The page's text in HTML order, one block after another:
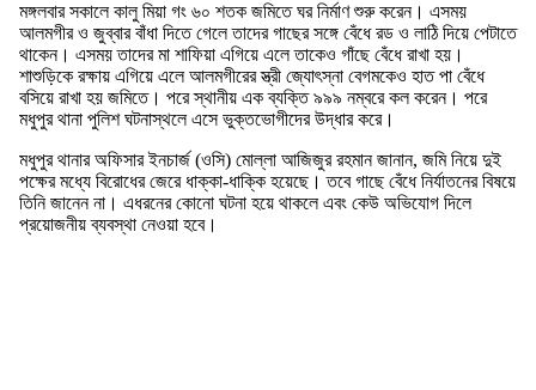
মঙ্গলবার সকালে কালু মিয়া গং ৬০ শতক জমিতে ঘর নির্মাণ শুরু করেন। এসময়
আলমগীর ও জুব্বার বাঁধা দিতে গেলে তাদের গাছের সঙ্গে বেঁধে রড ও লাঠি দিয়ে পেটাতে
থাকেন। এসময় তাদের মা শাফিয়া এগিয়ে এলে তাকেও গাঁছে বেঁধে রাখা হয়।
শাশুড়িকে রক্ষায় এগিয়ে এলে আলমগীরের স্ত্রী জ্যোৎস্না বেগমকেও হাত পা বেঁধে
বসিয়ে রাখা হয় জমিতে। পরে স্থানীয় এক ব্যক্তি ৯৯৯ নম্বরে কল করেন। পরে
মধুপুর থানা পুলিশ ঘটনাস্থলে এসে ভুক্তভোগীদের উদ্ধার করে।
মধুপুর থানার অফিসার ইনচার্জ (ওসি) মোল্লা আজিজুর রহমান জানান, জমি নিয়ে দুই
পক্ষের মধ্যে বিরোধের জেরে ধাক্কা-ধাক্কি হয়েছে। তবে গাছে বেঁধে নির্যাতনের বিষয়ে
তিনি জানেন না। এধরনের কোনো ঘটনা হয়ে থাকলে এবং কেউ অভিযোগ দিলে
প্রয়োজনীয় ব্যবস্থা নেওয়া হবে।